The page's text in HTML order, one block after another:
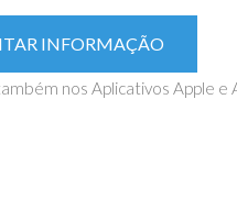
INFORMAÇÃO
nos Aplicativos Apple e